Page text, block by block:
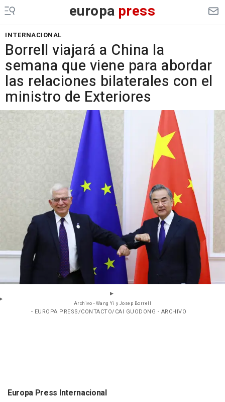
europa press
INTERNACIONAL
Borrell viajará a China la
semana que viene para abordar
las relaciones bilaterales con el
ministro de Exteriores
Archivo - Wang Yi y Josep Borrell
- EUROPA PRESS/CONTACTO/CAI GUODONG - ARCHIVO
Europa Press Internacional